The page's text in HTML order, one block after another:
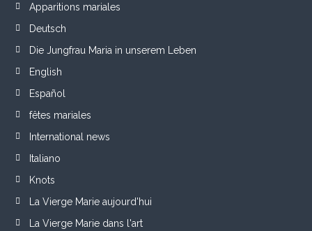
Apparitions mariales
Deutsch
Die Jungfrau Maria in unserem Leben
English
Español
fêtes mariales
International news
Italiano
Knots
La Vierge Marie aujourd'hui
La Vierge Marie dans l'art